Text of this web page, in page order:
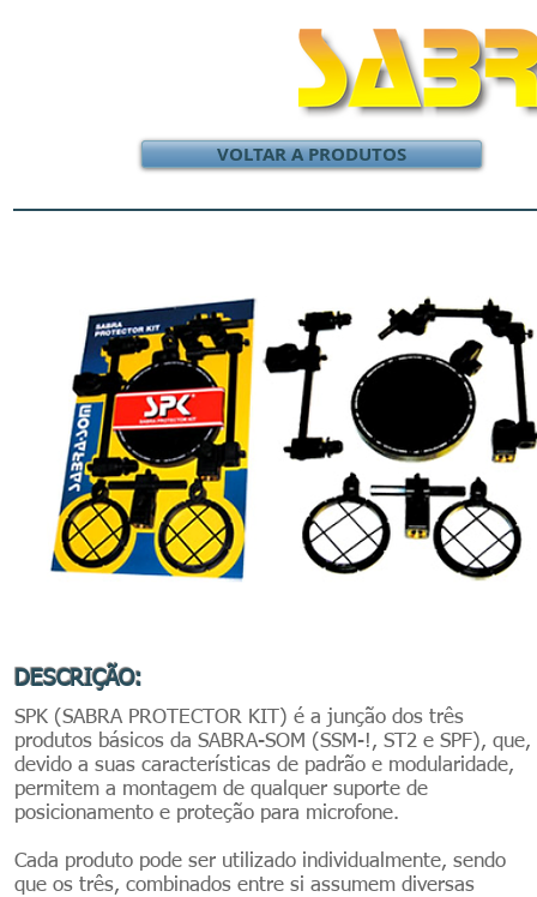
VOLTAR A PRODUTOS
DESCRIÇÃO:
SPK (SABRA PROTECTOR KIT) é a junção dos três
produtos básicos da SABRA-SOM (SSM-!, ST2 e SPF), que,
devido a suas características de padrão e modularidade,
permitem a montagem de qualquer suporte de
posicionamento e proteção para microfone.
Cada produto pode ser utilizado individualmente, sendo
que os três, combinados entre si assumem diversas